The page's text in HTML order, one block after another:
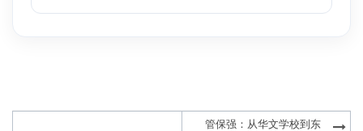
Post
管保强：从华文学校到东